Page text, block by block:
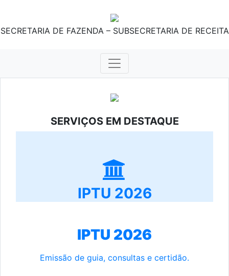
SECRETARIA DE FAZENDA – SUBSECRETARIA DE RECEITA
SERVIÇOS EM DESTAQUE
IPTU 2026
IPTU 2026
Emissão de guia, consultas e certidão.